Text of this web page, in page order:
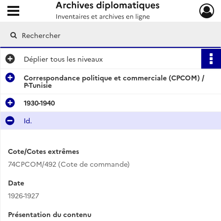
Archives diplomatiques
Ouvrir le menu déroulant
Déplier tous les niveaux
Correspondance politique et commerciale (CPCOM) /
P-Tunisie
1930-1940
Id.
Cote/Cotes extrêmes
74CPCOM/492 (Cote de commande)
Date
1926-1927
Présentation du contenu